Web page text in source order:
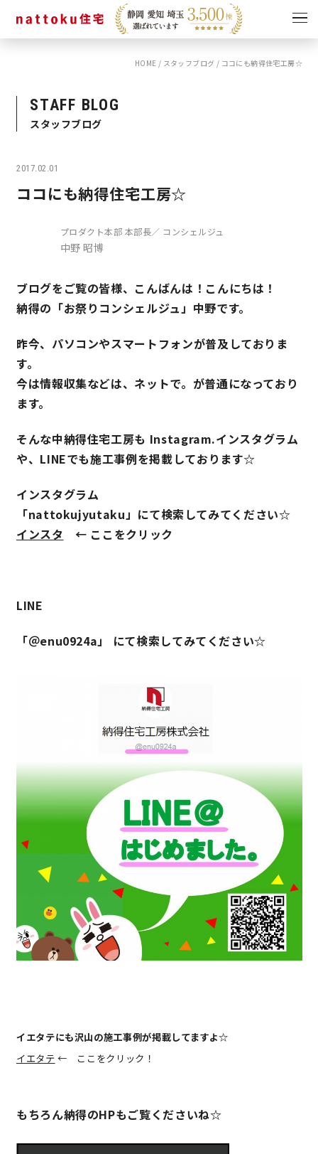
キャンペーン
ショールーム
スタッフブログ
タップで電話をかける
来店・見学予約
OWNER’S SITE オーナーズサイト
家具まで標準仕様の空間コーディネート
身体に優しい自然素材の家
耐震等級3 & 許容応力度計算 全棟標準
徹底したコストダウンの追求
頑丈で長持ちの外壁
2030年の省エネ基準住宅
100年点検住宅
HOME / スタッフブログ / ココにも納得住宅工房☆
STAFF BLOG
スタッフブログ
2017.02.01
ココにも納得住宅工房☆
プロダクト本部 本部長／ コンシェルジュ
中野 昭博
ブログをご覧の皆様、こんばんは！こんにちは！
納得の「お祭りコンシェルジュ」中野です。
昨今、パソコンやスマートフォンが普及しておりま
す。
今は情報収集などは、ネットで。が普通になっており
ます。
そんな中納得住宅工房も Instagram.インスタグラム
や、LINEでも施工事例を掲載しております☆
インスタグラム
「nattokujyutaku」にて検索してみてください☆
インスタ
← ここをクリック
LINE
「＠enu0924a」 にて検索してみてください☆
イエタテにも沢山の施工事例が掲載してますよ☆
イエタテ ← ここをクリック！
もちろん納得のHPもご覧くださいね☆